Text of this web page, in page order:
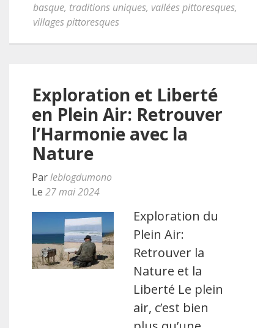
basque, traditions uniques, vallées pittoresques,
villages pittoresques
Exploration et Liberté
en Plein Air: Retrouver
l’Harmonie avec la
Nature
Parleblogdumono
Le 27 mai 2024
Exploration du
Plein Air:
Retrouver la
Nature et la
Liberté Le plein
air, c’est bien